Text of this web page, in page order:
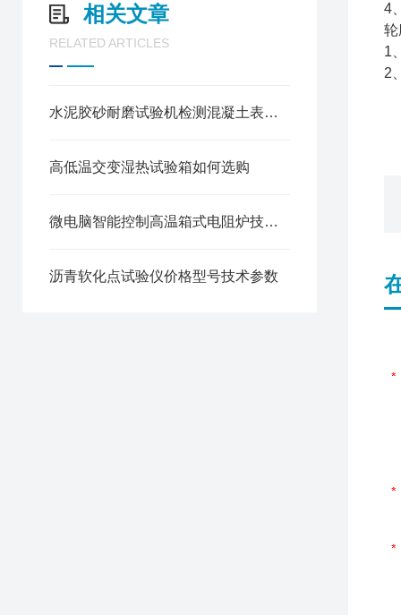
相关文章
RELATED ARTICLES
水泥胶砂耐磨试验机检测混凝土表面抗磨损能力的方法
高低温交变湿热试验箱如何选购
微电脑智能控制高温箱式电阻炉技术参数
沥青软化点试验仪价格型号技术参数
4
1
2